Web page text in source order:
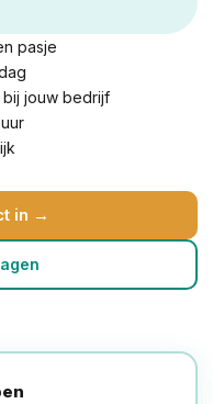
pasje
jouw bedrijf
in →